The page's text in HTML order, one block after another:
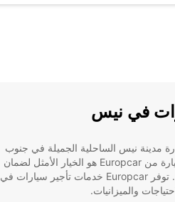
في نيس
مدينة نيس الساحلية الجميلة في جنوب
فرنسا، فإن تأجير سيارة من Europcar هو الخيار الأمثل لضمان
رحلة مريحة وممتعة. توفر Europcar خدمات تأجير سيارات في
والميزانيات.